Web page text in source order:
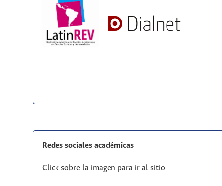
Redes sociales académicas
Click sobre la imagen para ir al sitio